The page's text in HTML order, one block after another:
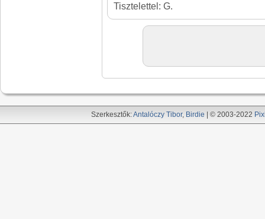
Tisztelettel: G.
Szerkesztők:Antalóczy Tibor, Birdie | © 2003-2022